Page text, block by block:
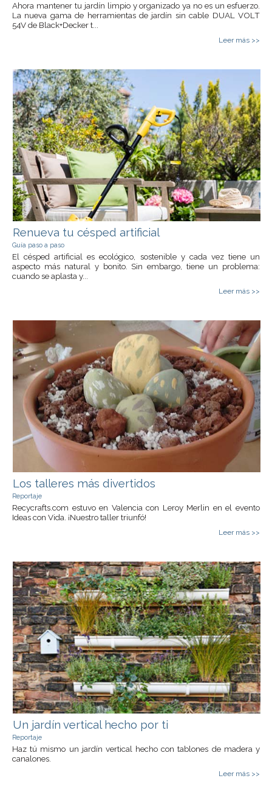
Ahora mantener tu jardín limpio y organizado ya no es un esfuerzo.
La nueva gama de herramientas de jardín sin cable DUAL VOLT
54V de Black+Decker t...
Leer más >>
Renueva tu césped artificial
Guía paso a paso
El césped artificial es ecológico, sostenible y cada vez tiene un
aspecto más natural y bonito. Sin embargo, tiene un problema:
cuando se aplasta y...
Leer más >>
Los talleres más divertidos
Reportaje
Recycrafts.com estuvo en Valencia con Leroy Merlin en el evento
Ideas con Vida. ¡Nuestro taller triunfó!
Leer más >>
Un jardín vertical hecho por ti
Reportaje
Haz tú mismo un jardín vertical hecho con tablones de madera y
canalones.
Leer más >>